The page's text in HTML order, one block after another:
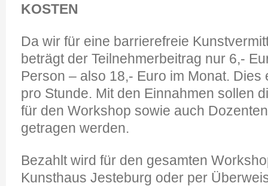
KOSTEN
Da wir für eine barrierefreie
beträgt der Teilnehmerbeitrag nur 6,-
Person – also 18,- Euro im Monat. Dies
pro Stunde. Mit den Einnahmen sollen
für den Workshop sowie auch
getragen werden.
Bezahlt wird für den gesamten
Kunsthaus Jesteburg oder per